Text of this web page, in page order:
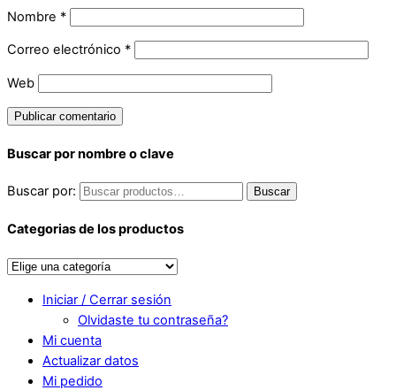
Nombre *
Correo electrónico *
Web
Buscar por nombre o clave
Buscar por: Buscar
Categorias de los productos
Iniciar / Cerrar sesión
Olvidaste tu contraseña?
Mi cuenta
Actualizar datos
Mi pedido